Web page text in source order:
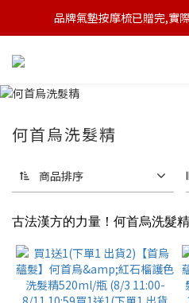
🆕 新會員註冊
品牌氣墊按摩梳已贈完,實
🆕 新會員註冊開
何首烏洗髮精
商品排序
古法漢方的力量！何首烏洗髮